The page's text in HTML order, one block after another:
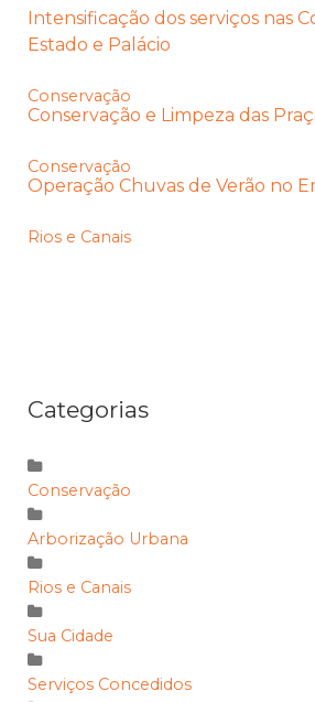
Intensificação dos serviços nas
Estado e Palácio
Conservação
Conservação e Limpeza das
Conservação
Operação Chuvas de Verão no
Rios e Canais
Categorias
Conservação
Arborização Urbana
Rios e Canais
Sua Cidade
Serviços Concedidos